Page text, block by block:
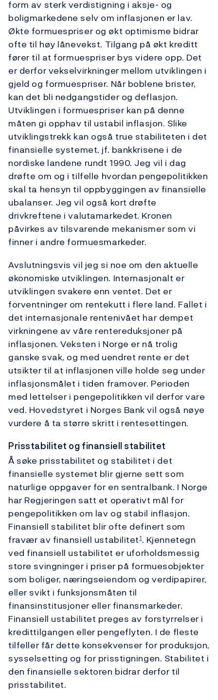
form av sterk verdistigning i aksje- og
boligmarkedene selv om inflasjonen er lav.
Økte formuespriser og økt optimisme bidrar
ofte til høy lånevekst. Tilgang på økt kreditt
fører til at formuespriser bys videre opp. Det
er derfor vekselvirkninger mellom utviklingen i
gjeld og formuespriser. Når boblene brister,
kan det bli nedgangstider og deflasjon.
Utviklingen i formuespriser kan på denne
måten gi opphav til ustabil inflasjon. Slike
utviklingstrekk kan også true stabiliteten i det
finansielle systemet, jf. bankkrisene i de
nordiske landene rundt 1990. Jeg vil i dag
drøfte om og i tilfelle hvordan pengepolitikken
skal ta hensyn til oppbyggingen av finansielle
ubalanser. Jeg vil også kort drøfte
drivkreftene i valutamarkedet. Kronen
påvirkes av tilsvarende mekanismer som vi
finner i andre formuesmarkeder.
Avslutningsvis vil jeg si noe om den aktuelle
økonomiske utviklingen. Internasjonalt er
utviklingen svakere enn ventet. Det er
forventninger om rentekutt i flere land. Fallet i
det internasjonale rentenivået har dempet
virkningene av våre rentereduksjoner på
inflasjonen. Veksten i Norge er nå trolig
ganske svak, og med uendret rente er det
utsikter til at inflasjonen ville holde seg under
inflasjonsmålet i tiden framover. Perioden
med lettelser i pengepolitikken vil derfor vare
ved. Hovedstyret i Norges Bank vil også nøye
vurdere å ta større skritt i rentesettingen.
Prisstabilitet og finansiell stabilitet
Å søke prisstabilitet og stabilitet i det
finansielle systemet blir gjerne sett som
naturlige oppgaver for en sentralbank. I Norge
har Regjeringen satt et operativt mål for
pengepolitikken om lav og stabil inflasjon.
Finansiell stabilitet blir ofte definert som
fravær av finansiell ustabilitet1. Kjennetegn
ved finansiell ustabilitet er uforholdsmessig
store svingninger i priser på formuesobjekter
som boliger, næringseiendom og verdipapirer,
eller svikt i funksjonsmåten til
finansinstitusjoner eller finansmarkeder.
Finansiell ustabilitet preges av forstyrrelser i
kredittilgangen eller pengeflyten. I de fleste
tilfeller får dette konsekvenser for produksjon,
sysselsetting og for prisstigningen. Stabilitet i
den finansielle sektoren bidrar derfor til
prisstabilitet.